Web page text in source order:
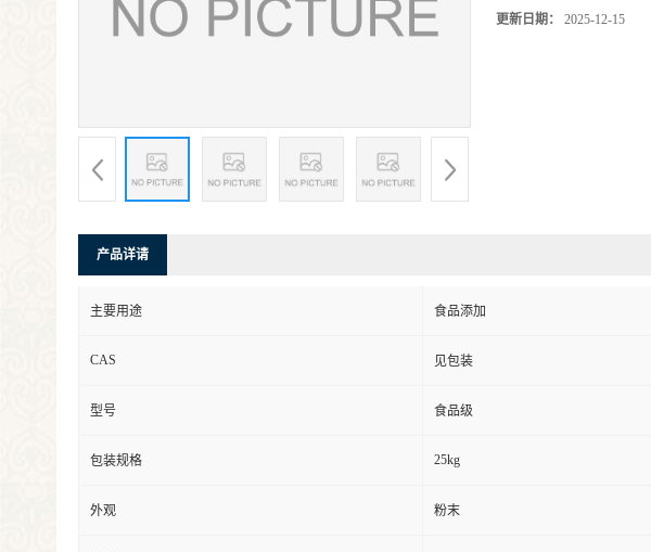
更新日期： 2025-12-15
产品详请
主要用途 食品添加
CAS 见包装
型号 食品级
包装规格 25kg
外观 粉末